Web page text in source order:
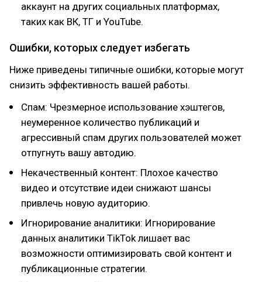
аккаунт на других социальных платформах,
таких как ВК, ТГ и YouTube.
Ошибки, которых следует избегать
Ниже приведены типичные ошибки, которые могут
снизить эффективность вашей работы.
Спам: Чрезмерное использование хэштегов,
неумеренное количество публикаций и
агрессивный спам других пользователей может
отпугнуть вашу автодию.
Некачественный контент: Плохое качество
видео и отсутствие идеи снижают шансы
привлечь новую аудиторию.
Игнорирование аналитики: Игнорирование
данных аналитики TikTok лишает вас
возможности оптимизировать свой контент и
публикационные стратегии.